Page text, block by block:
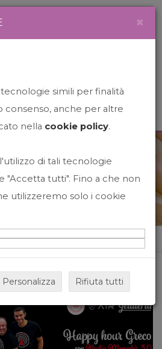
×
simili per finalità
consenso, anche per altre
nella cookie policy.
di tali tecnologie
"Accetta tutti". Fino a che non
utilizzeremo solo i cookie
Personalizza Rifiuta tutti